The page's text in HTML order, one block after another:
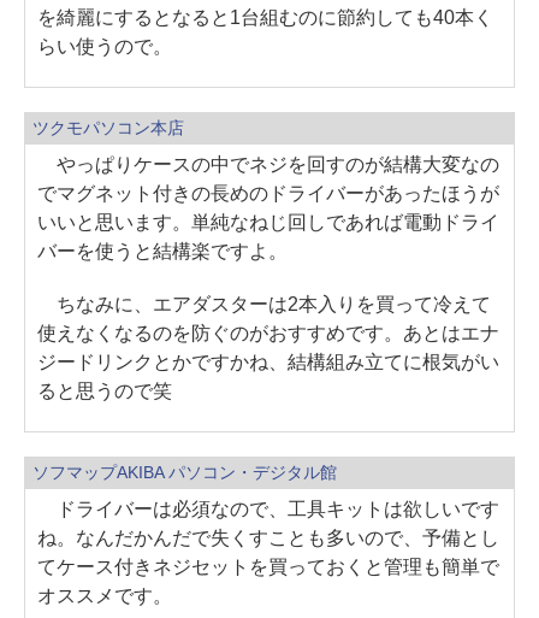
を綺麗にするとなると1台組むのに節約しても40本く
らい使うので。
ツクモパソコン本店
やっぱりケースの中でネジを回すのが結構大変なの
でマグネット付きの長めのドライバーがあったほうが
いいと思います。単純なねじ回しであれば電動ドライ
バーを使うと結構楽ですよ。
ちなみに、エアダスターは2本入りを買って冷えて
使えなくなるのを防ぐのがおすすめです。あとはエナ
ジードリンクとかですかね、結構組み立てに根気がい
ると思うので笑
ソフマップAKIBA パソコン・デジタル館
ドライバーは必須なので、工具キットは欲しいです
ね。なんだかんだで失くすことも多いので、予備とし
てケース付きネジセットを買っておくと管理も簡単で
オススメです。